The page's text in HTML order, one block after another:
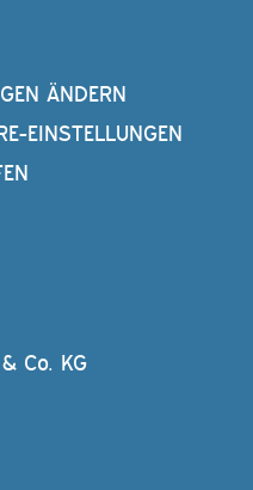
ÄNDERN
EINSTELLUNGEN
Co. KG